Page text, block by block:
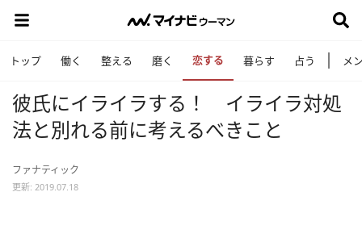
トップ 働く 整える 磨く 恋する 暮らす 占う メ
彼氏にイライラする！ イライラ対処
法と別れる前に考えるべきこと
ファナティック
更新: 2019.07.18